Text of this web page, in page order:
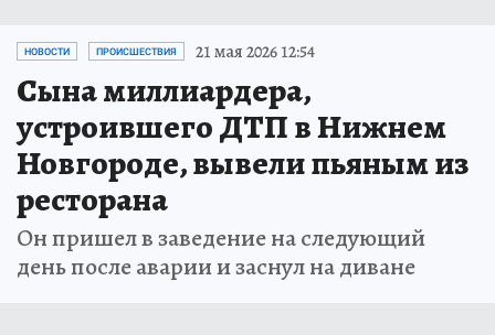
НОВОСТИ ПРОИСШЕСТВИЯ 21 мая 2026 12:54
Сына миллиардера,
устроившего ДТП в Нижнем
Новгороде, вывели пьяным из
ресторана
Он пришел в заведение на следующий
день после аварии и заснул на диване